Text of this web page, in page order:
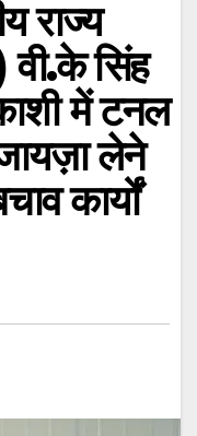
राज्य
सिंह
में टनल
लेने
कार्यों